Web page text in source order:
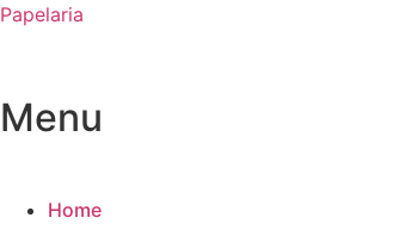
Papelaria
Menu
Home